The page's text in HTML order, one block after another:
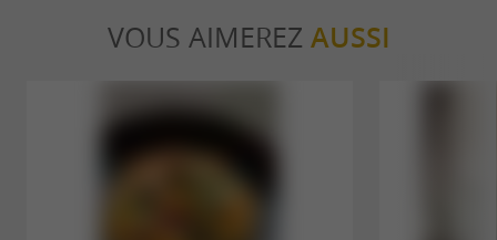
VOUS AIMEREZ AUSSI